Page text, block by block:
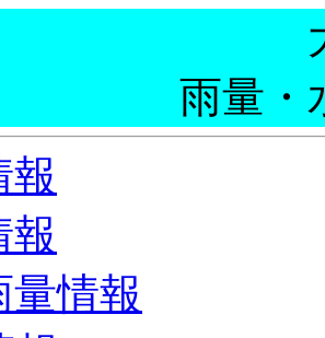
雨量・
報
報
量情報